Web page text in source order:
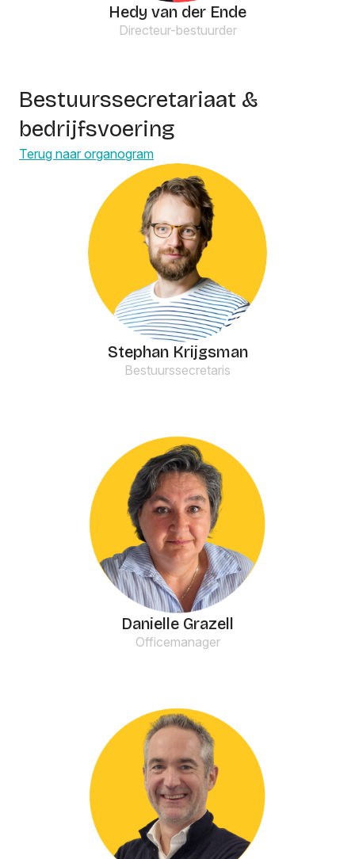
Hedy van der Ende
Directeur-bestuurder
Bestuurssecretariaat &
bedrijfsvoering
Terug naar organogram
Stephan Krijgsman
Bestuurssecretaris
Danielle Grazell
Officemanager